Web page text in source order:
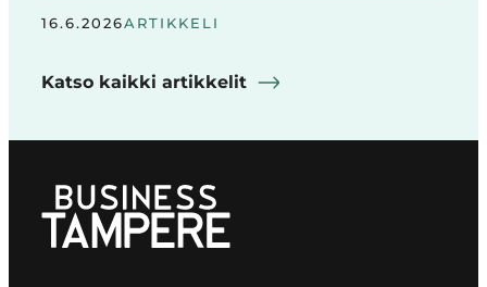
16.6.2026ARTIKKELI
Katso kaikki artikkelit